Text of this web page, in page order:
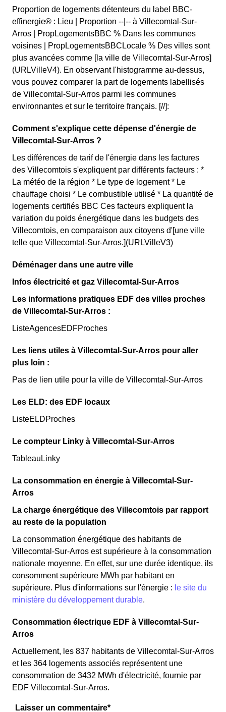
Proportion de logements détenteurs du label BBC-
effinergie® : Lieu | Proportion --|-- à Villecomtal-Sur-
Arros | PropLogementsBBC % Dans les communes
voisines | PropLogementsBBCLocale % Des villes sont
plus avancées comme [la ville de Villecomtal-Sur-Arros]
(URLVilleV4). En observant l'histogramme au-dessus,
vous pouvez comparer la part de logements labellisés
de Villecomtal-Sur-Arros parmi les communes
environnantes et sur le territoire français. [//]:
Comment s'explique cette dépense d'énergie de
Villecomtal-Sur-Arros ?
Les différences de tarif de l'énergie dans les factures
des Villecomtois s'expliquent par différents facteurs : *
La météo de la région * Le type de logement * Le
chauffage choisi * Le combustible utilisé * La quantité de
logements certifiés BBC Ces facteurs expliquent la
variation du poids énergétique dans les budgets des
Villecomtois, en comparaison aux citoyens d'[une ville
telle que Villecomtal-Sur-Arros.](URLVilleV3)
Déménager dans une autre ville
Infos électricité et gaz Villecomtal-Sur-Arros
Les informations pratiques EDF des villes proches
de Villecomtal-Sur-Arros :
ListeAgencesEDFProches
Les liens utiles à Villecomtal-Sur-Arros pour aller
plus loin :
Pas de lien utile pour la ville de Villecomtal-Sur-Arros
Les ELD: des EDF locaux
ListeELDProches
Le compteur Linky à Villecomtal-Sur-Arros
TableauLinky
La consommation en énergie à Villecomtal-Sur-
Arros
La charge énergétique des Villecomtois par rapport
au reste de la population
La consommation énergétique des habitants de
Villecomtal-Sur-Arros est supérieure à la consommation
nationale moyenne. En effet, sur une durée identique, ils
consomment supérieure MWh par habitant en
supérieure. Plus d'informations sur l'énergie : le site du
ministère du développement durable.
Consommation électrique EDF à Villecomtal-Sur-
Arros
Actuellement, les 837 habitants de Villecomtal-Sur-Arros
et les 364 logements associés représentent une
consommation de 3432 MWh d'électricité, fournie par
EDF Villecomtal-Sur-Arros.
Laisser un commentaire*